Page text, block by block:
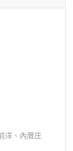
洋、內厝庄